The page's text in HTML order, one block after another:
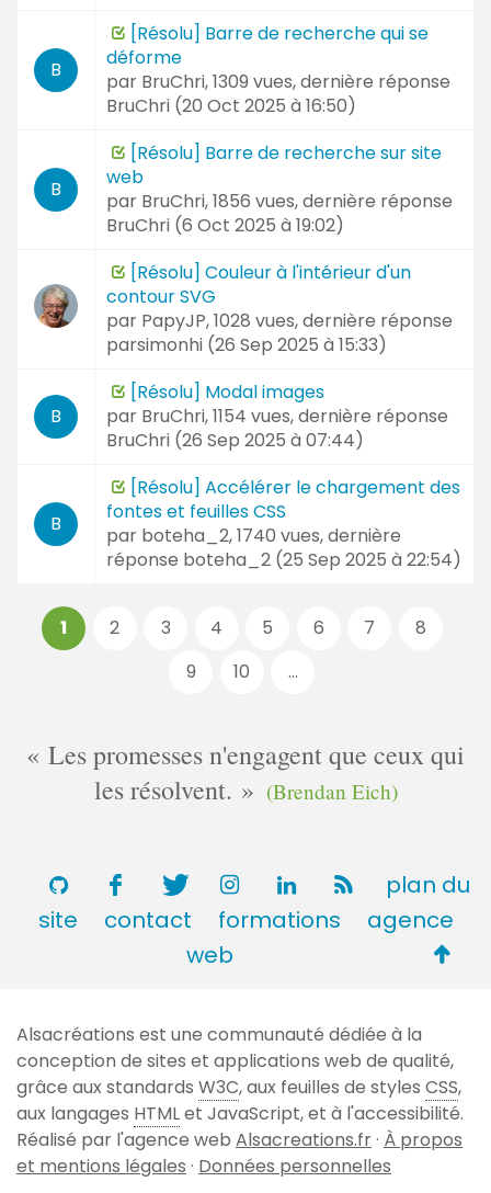
B
[Résolu] Barre de recherche qui se
déforme
par BruChri, 1309 vues, dernière réponse
BruChri (20 Oct 2025 à 16:50)
B
[Résolu] Barre de recherche sur site
web
par BruChri, 1856 vues, dernière réponse
BruChri (6 Oct 2025 à 19:02)
[Résolu] Couleur à l'intérieur d'un
contour SVG
par PapyJP, 1028 vues, dernière réponse
parsimonhi (26 Sep 2025 à 15:33)
B
[Résolu] Modal images
par BruChri, 1154 vues, dernière réponse
BruChri (26 Sep 2025 à 07:44)
B
[Résolu] Accélérer le chargement des
fontes et feuilles CSS
par boteha_2, 1740 vues, dernière
réponse boteha_2 (25 Sep 2025 à 22:54)
Pages
1 2 3 4 5 6 7
8
9
10 ...
Les promesses n'engagent que ceux qui
les résolvent.
(Brendan Eich)
plan du
site
contact formations
agence
web
de
page
Alsacréations est une communauté dédiée à la
conception de sites et applications web de qualité,
grâce aux standards W3C, aux feuilles de styles CSS,
aux langages HTMLet JavaScript, et à l'accessibilité.
Réalisé par l'agence web Alsacreations.fr· À propos
et mentions légales · Données personnelles